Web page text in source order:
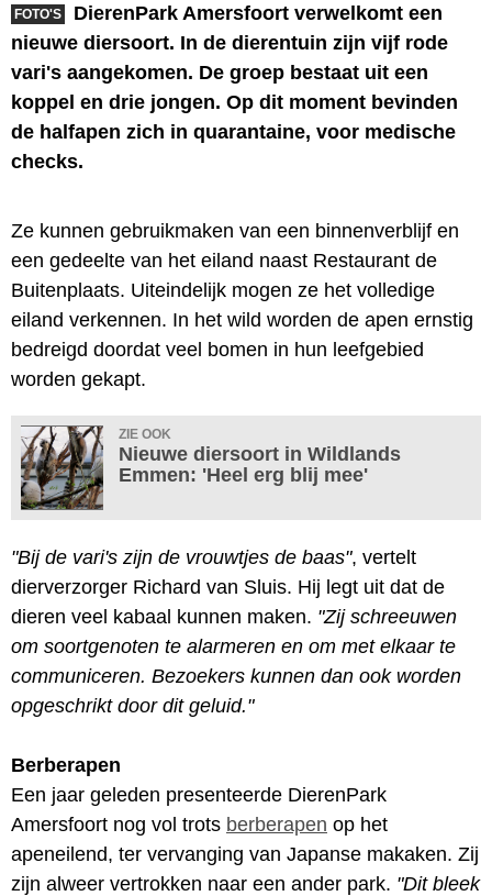
FOTO'S
DierenPark Amersfoort verwelkomt een
nieuwe diersoort. In de dierentuin zijn vijf rode
vari's aangekomen. De groep bestaat uit een
koppel en drie jongen. Op dit moment bevinden
de halfapen zich in quarantaine, voor medische
checks.
Ze kunnen gebruikmaken van een binnenverblijf en
een gedeelte van het eiland naast Restaurant de
Buitenplaats. Uiteindelijk mogen ze het volledige
eiland verkennen. In het wild worden de apen ernstig
bedreigd doordat veel bomen in hun leefgebied
worden gekapt.
ZIE OOK
Nieuwe diersoort in Wildlands
Emmen: 'Heel erg blij mee'
"Bij de vari's zijn de vrouwtjes de baas", vertelt
dierverzorger Richard van Sluis. Hij legt uit dat de
dieren veel kabaal kunnen maken. "Zij schreeuwen
om soortgenoten te alarmeren en om met elkaar te
communiceren. Bezoekers kunnen dan ook worden
opgeschrikt door dit geluid."
Berberapen
Een jaar geleden presenteerde DierenPark
Amersfoort nog vol trots berberapen op het
apeneilend, ter vervanging van Japanse makaken. Zij
zijn alweer vertrokken naar een ander park. "Dit bleek